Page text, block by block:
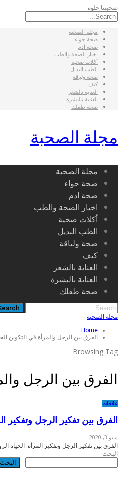
صحبتنا حلوة
مجلة الصحبة
صحة حواء
صحة ادم
اخبار الصحة والطب
أكلات صحية
الطب البديل
صحة ولياقة
كيف
العناية بالشعر
العناية بالبشرة
صحة طفلك
مجلة الصحبة
مجلة الصحبة
صحة حواء
صحة ادم
اخبار الصحة والطب
أكلات صحية
الطب البديل
صحة ولياقة
كيف
العناية بالشعر
العناية بالبشرة
صحة طفلك
مجلة الصحبة
Home
الفرق بين الرجل والمرأة في التكوين
Browsing Tag
الفرق بين الرجل
علاقات
الفرق بين تفكير الرجل وتفكير
مايو 3, 2020
الفرق بين تفكير الرجل وتفكير المرأة. الحياة
البحث
البحث